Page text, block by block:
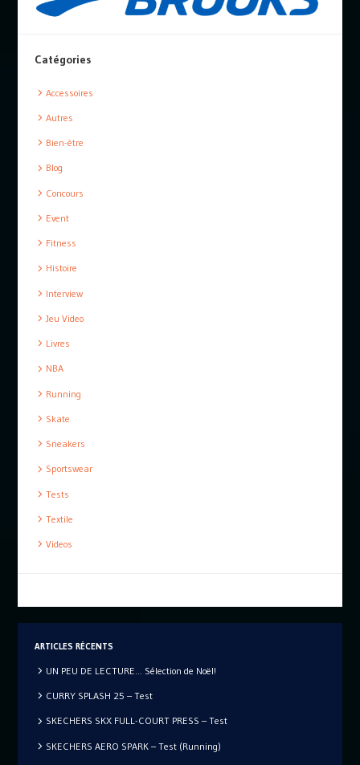
Catégories
Accessoires
Autres
Bien-être
Blog
Concours
Event
Fitness
Histoire
Interview
Jeu Video
Livres
NBA
Running
Skate
Sneakers
Sportswear
Tests
Textile
Videos
ARTICLES RÉCENTS
UN PEU DE LECTURE… Sélection de Noël!
CURRY SPLASH 25 – Test
SKECHERS SKX FULL-COURT PRESS – Test
SKECHERS AERO SPARK – Test (Running)